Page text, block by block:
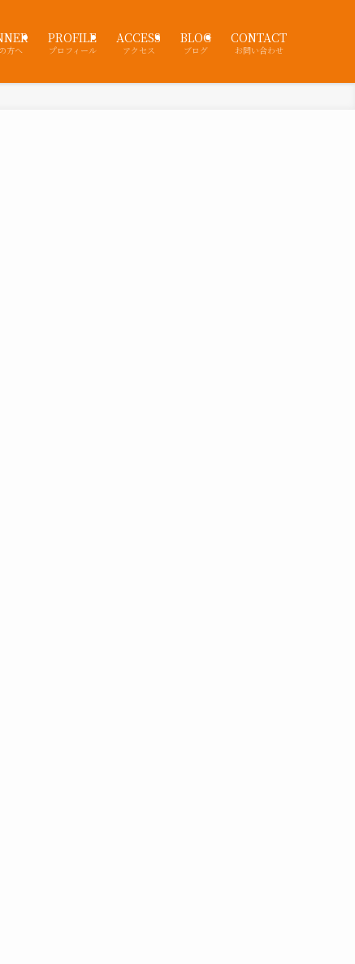
方へ
PROFILE
プロフィール
ACCESS
アクセス
BLOG
ブログ
CONTACT
お問い合わせ